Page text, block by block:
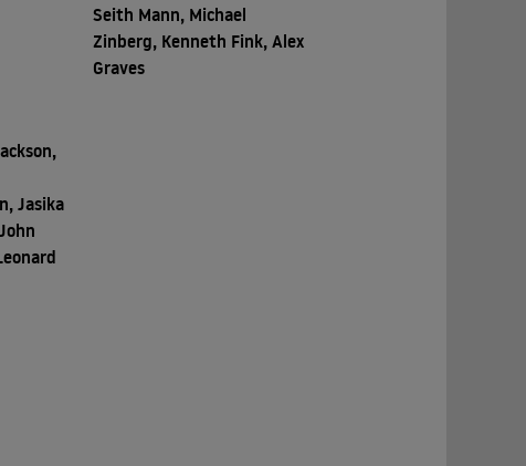
Seith Mann, Michael
Zinberg, Kenneth Fink, Alex
Graves
Jasika